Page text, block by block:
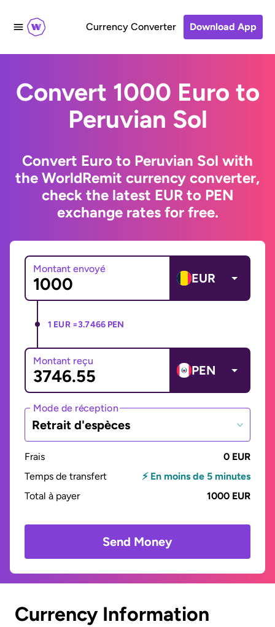
Currency Converter Download App
Convert 1000 Euro to
Peruvian Sol
Convert Euro to Peruvian Sol with
the WorldRemit currency converter,
check the latest EUR to PEN
exchange rates for free.
Montant envoyé
EUR
1 EUR =3.7466 PEN
Montant reçu
PEN
Mode de réception
Retrait d'espèces
Frais
0 EUR
Temps de transfert
⚡ En moins de 5 minutes
Total à payer
1000 EUR
Send Money
Currency Information